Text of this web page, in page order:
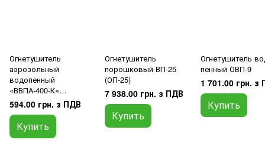
Огнетушитель
аэрозольный
водопенный
«ВВПА-400-К»
кухонный
594.00 грн. з ПДВ
Купить
Огнетушитель
порошковый ВП-25
(ОП-25)
7 938.00 грн. з ПДВ
Купить
Огнетушитель
пенный ОВП-9
1 701.00 грн. з
Купить